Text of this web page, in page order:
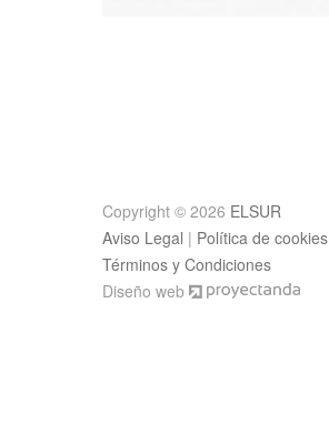
Copyright © 2026 ELSUR
Aviso Legal | Política de cookies
Términos y Condiciones
Diseño web